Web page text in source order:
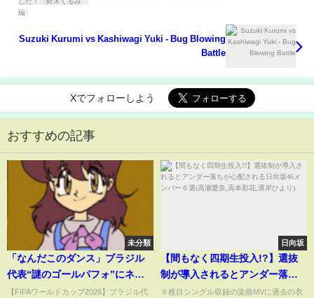
Suzuki Kurumi vs Kashiwagi Yuki - Bug Blowing
Battle
Xでフォローしよう
おすすめの記事
未分類
「なんだこのダンス」ブラジル
代表“謎のゴールパフォ”にネッ
ト注目 W杯初ゴールでセレソン
【FIFAワールドカップ2026】ブラジル代
日向坂
【間もなく四期生投入!?】選抜
制が導入されるとアンダー落ち
が心配される日向坂46メンバー
９枚目シングル収録の楽曲MVに過去の衣